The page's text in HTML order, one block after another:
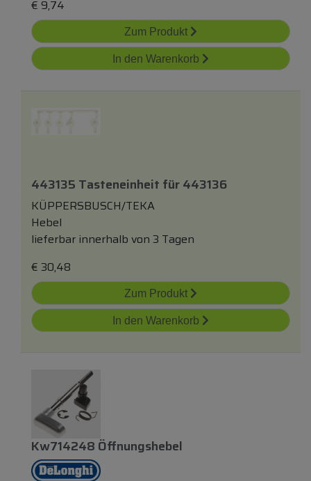
€ 9,74
Zum Produkt
In den Warenkorb
443135 Tasteneinheit für443136
KÜPPERSBUSCH/TEKA
Hebel
lieferbar innerhalb von 3 Tagen
€ 30,48
Zum Produkt
In den Warenkorb
Kw714248 Öffnungshebel